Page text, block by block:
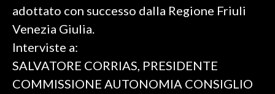
EVENTI
#CARAUNIONE
3 MINUTI CON
adottato con successo dalla Regione Friuli
Venezia Giulia.
Interviste a:
SALVATORE CORRIAS, PRESIDENTE
COMMISSIONE AUTONOMIA CONSIGLIO